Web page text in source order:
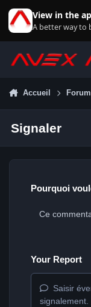
View in the
A better way to
Accueil
Signaler
Pourquoi
Your Report
Saisir
signalement.